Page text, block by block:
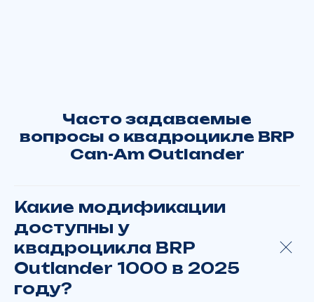
Какие модификации
доступны у
квадроцикла BRP
Outlander 1000 в 2025
году?